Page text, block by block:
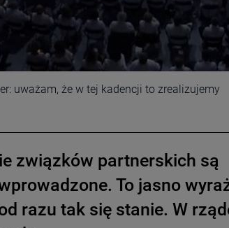
uważam, że w tej kadencji to zrealizujemy
związków partnerskich są
To jasno
razu tak się stanie. W